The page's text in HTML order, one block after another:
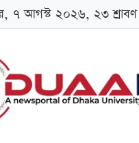
৭ আগস্ট ২০২৬, ২৩